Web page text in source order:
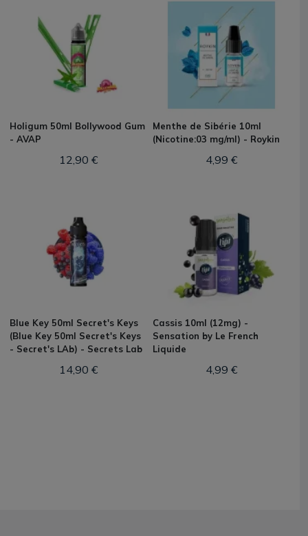
Holigum 50ml Bollywood Gum
- AVAP
12,90 €
Menthe de Sibérie 10ml
(Nicotine:03 mg/ml) - Roykin
4,99 €
Blue Key 50ml Secret's Keys
(Blue Key 50ml Secret's Keys
- Secret's LAb) - Secrets Lab
14,90 €
Cassis 10ml (12mg) -
Sensation by Le French
Liquide
4,99 €